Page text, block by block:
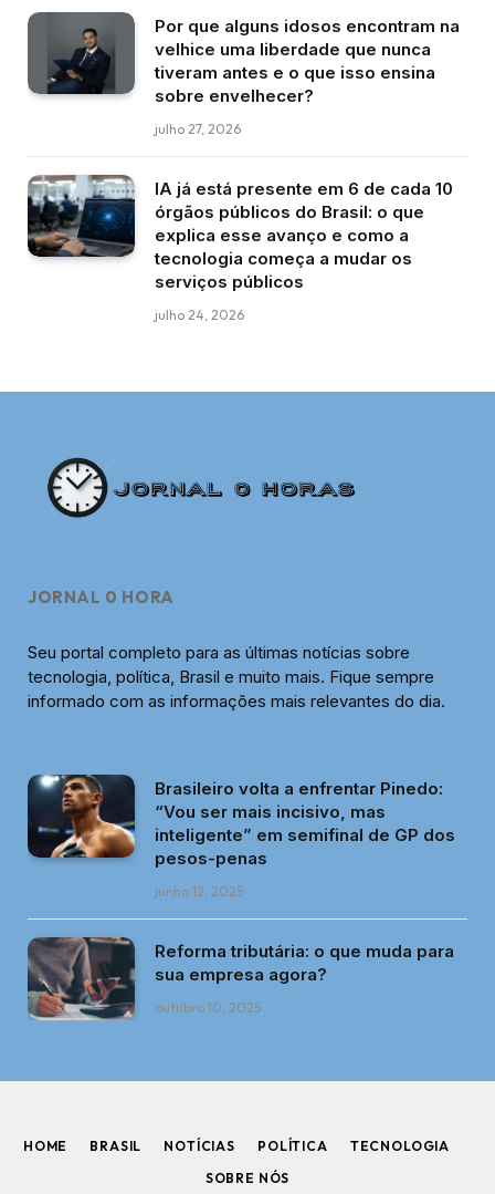
Por que alguns idosos encontram na
velhice uma liberdade que nunca
tiveram antes e o que isso ensina
sobre envelhecer?
julho 27, 2026
IA já está presente em 6 de cada 10
órgãos públicos do Brasil: o que
explica esse avanço e como a
tecnologia começa a mudar os
serviços públicos
julho 24, 2026
JORNAL 0 HORA
Seu portal completo para as últimas notícias sobre
tecnologia, política, Brasil e muito mais. Fique sempre
informado com as informações mais relevantes do dia.
Brasileiro volta a enfrentar Pinedo:
“Vou ser mais incisivo, mas
inteligente” em semifinal de GP dos
pesos-penas
junho 12, 2025
Reforma tributária: o que muda para
sua empresa agora?
outubro 10, 2025
HOME BRASIL NOTÍCIAS POLÍTICA
TECNOLOGIA
SOBRE NÓS